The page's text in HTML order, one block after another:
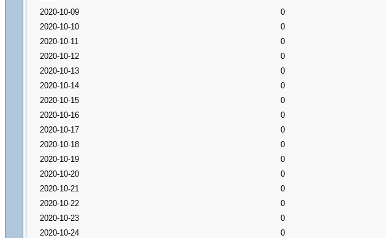
2020-10-09
0
2020-10-10
0
2020-10-11
0
2020-10-12
0
2020-10-13
0
2020-10-14
0
2020-10-15
0
2020-10-16
0
2020-10-17
0
2020-10-18
0
2020-10-19
0
2020-10-20
0
2020-10-21
0
2020-10-22
0
2020-10-23
0
2020-10-24
0